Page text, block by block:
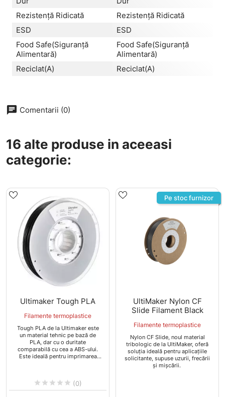
Rezistență Ridicată
Rezistență Ridicată
ESD
ESD
Food Safe(Siguranță
Alimentară)
Food Safe(Siguranță
Alimentară)
Reciclat(a)
Reciclat(a)
chat Comentarii (0)
16 alte produse in aceeasi
categorie:
Ultimaker Tough PLA
Filamente termoplastice
Tough PLA de la Ultimaker este
un material tehnic pe bază de
PLA, dar cu o duritate
comparabilă cu cea a ABS-ului.
Este ideală pentru imprimarea
a instrumentelor și a ajutoarelor
de producție. Are o utilizare
     (0)
Pe stoc furnizor
UltiMaker Nylon CF
Slide Filament Black
Filamente termoplastice
Nylon CF Slide, noul material
tribologic de la UltiMaker, oferă
soluția ideală pentru aplicațiile
solicitante, supuse uzurii, frecării
și mișcării.